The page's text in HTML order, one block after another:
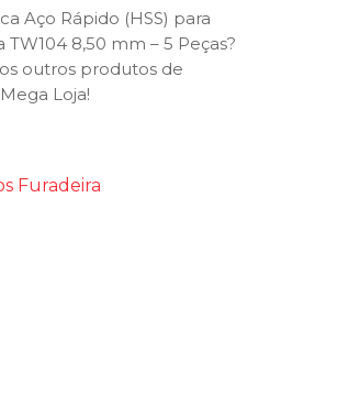
Aço Rápido (HSS) para
8,50 mm – 5 Peças?
outros produtos de
Loja!
Furadeira